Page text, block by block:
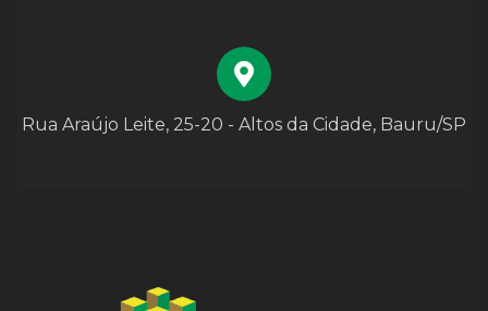
Rua Araújo Leite, 25-20 - Altos da Cidade, Bauru/SP